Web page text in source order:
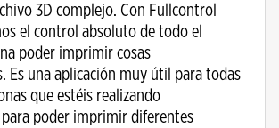
3D complejo. Con Fullcontrol
el control absoluto de todo el
poder imprimir cosas
Es una aplicación muy útil para todas
que estéis realizando
poder imprimir diferentes